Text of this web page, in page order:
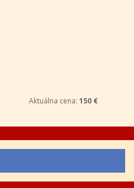
Aktuálna cena: 150 €